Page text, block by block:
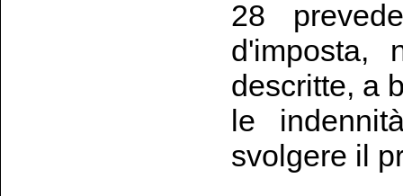
28
d'imposta,
descritte, a
le
svolgere il